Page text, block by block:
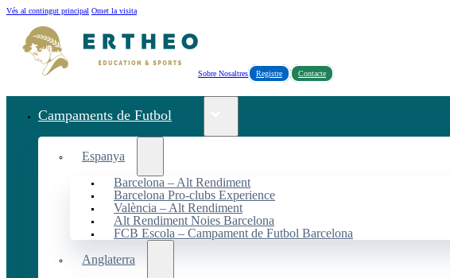
Vés al contingut principal Omet la visita
Sobre Nosaltres Registre Contacte
Campaments de Futbol
Espanya
Barcelona – Alt Rendiment
Barcelona Pro-clubs Experience
València – Alt Rendiment
Alt Rendiment Noies Barcelona
FCB Escola – Campament de Futbol Barcelona
Anglaterra